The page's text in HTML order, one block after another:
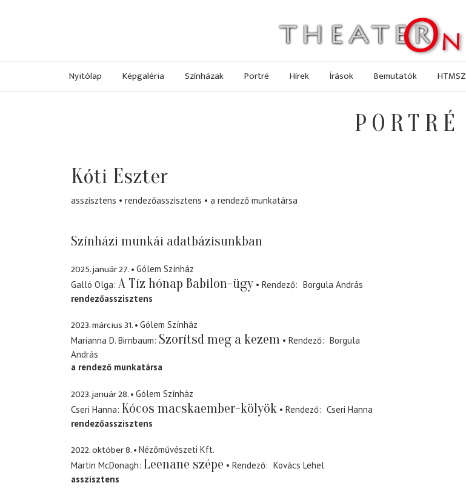
Nyitólap Képgaléria Színházak Portré Hírek Írások Bemutatók HTMSZ
PORTRÉ
Kóti Eszter
asszisztens rendezőasszisztens a rendező munkatársa
Színházi munkái adatbázisunkban
2025. január 27.
Gólem Színház
Galló Olga A Tíz hónap Babilon-ügy Rendező
Borgula András
rendezőasszisztens
2023. március 31.
Gólem Színház
Marianna D. Birnbaum Szorítsd meg a kezem Rendező
Borgula
András
a rendező munkatársa
2023. január 28.
Gólem Színház
Cseri Hanna Kócos macskaember-kölyök Rendező
Cseri Hanna
rendezőasszisztens
2022. október 8.
Nézőművészeti Kft.
Martin McDonagh Leenane szépe Rendező
Kovács Lehel
asszisztens